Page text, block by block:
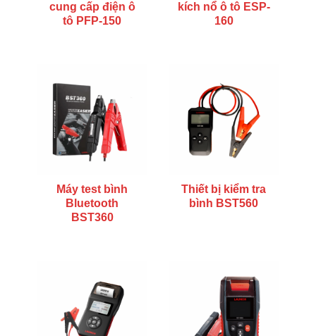
cung cấp điện ô
tô PFP-150
kích nổ ô tô ESP-
160
Máy test bình
Bluetooth
BST360
Thiết bị kiểm tra
bình BST560